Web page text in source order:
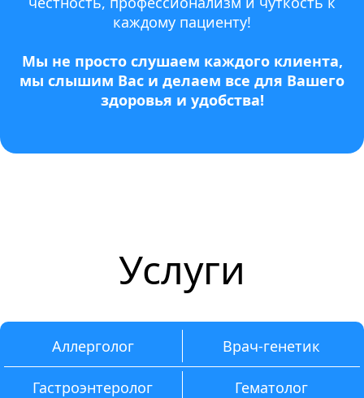
каждому пациенту!
Мы не просто слушаем каждого клиента,
мы слышим Вас и делаем все для Вашего
здоровья и удобства!
Услуги
Аллерголог Врач-генетик
Гастроэнтеролог Гематолог